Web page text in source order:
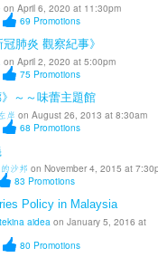
on April 6, 2020 at 11:30pm
69 Promotions
肺炎 觀察紀事》
on April 2, 2020 at 5:00pm
75 Promotions
》～～味蕾主題館
岸 on August 26, 2013 at 8:30am
68 Promotions
沙邦 on November 4, 2015 at
83 Promotions
Policy in Malaysia
aidea on January 5, 2016 at
80 Promotions